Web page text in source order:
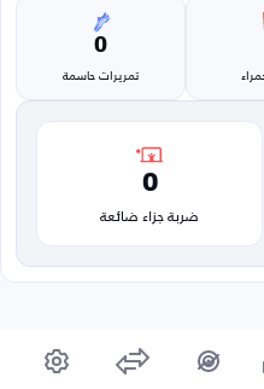
0
تمريرات حاسمة
0
ضربة جزاء ضائعة